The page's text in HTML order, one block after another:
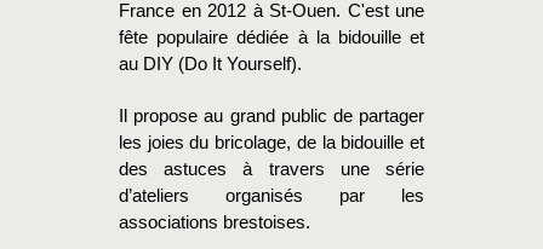
France en 2012 à St-Ouen. C'est une
fête populaire dédiée à la bidouille et
au DIY (Do It Yourself).
Il propose au grand public de partager
les joies du bricolage, de la bidouille et
des astuces à travers une série
d’ateliers organisés par les
associations brestoises.